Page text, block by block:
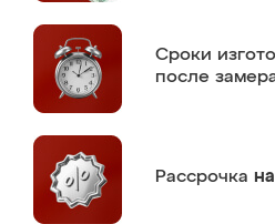
Сроки
после
Рассрочка